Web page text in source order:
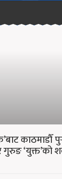
काठमाडौँ
गुरुङ ‘युक्त’को